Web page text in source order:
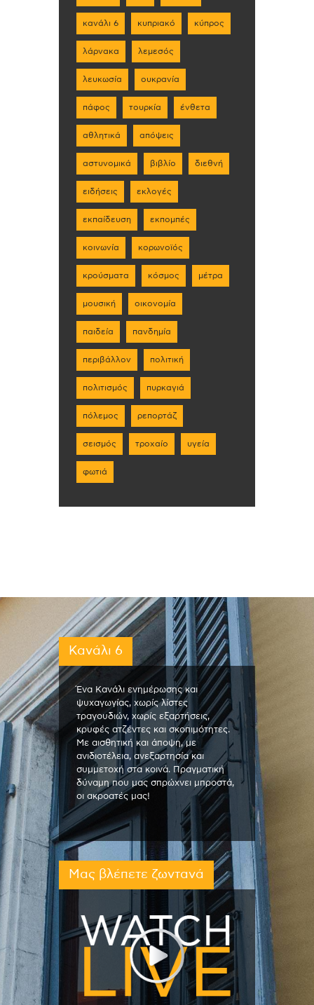
κανάλι 6 κυπριακό κύπρος
λάρνακα λεμεσός
λευκωσία ουκρανία
πάφος τουρκία ένθετα
αθλητικά απόψεις
αστυνομικά βιβλίο διεθνή
ειδήσεις εκλογές
εκπαίδευση εκπομπές
κοινωνία κορωνοϊός
κρούσματα κόσμος μέτρα
μουσική οικονομία
παιδεία πανδημία
περιβάλλον πολιτική
πολιτισμός πυρκαγιά
πόλεμος ρεπορτάζ
σεισμός τροχαίο υγεία
φωτιά
Κανάλι 6
Ένα Κανάλι ενημέρωσης και
ψυχαγωγίας, χωρίς λίστες
τραγουδιών, χωρίς εξαρτήσεις,
κρυφές ατζέντες και σκοπιμότητες.
Με αισθητική και άποψη, με
ανιδιοτέλεια, ανεξαρτησία και
συμμετοχή στα κοινά. Πραγματική
δύναμη που μας σπρώχνει μπροστά,
οι ακροατές μας!
Μας βλέπετε ζωντανά